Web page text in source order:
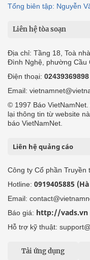
Tổng biên tập: Nguyễn
Liên hệ tòa soạn
Địa chỉ: Tầng 18, Toà
Đình Nghệ, phường Cầu
Điện thoại: 02439369898
Email:
© 1997 Báo
lại thông tin từ website
báo VietNamNet.
Liên hệ quảng cáo
Công ty Cổ phần Truyền
Hotline: 0919405885
Email:
Báo giá: http://vads.vn
Hỗ trợ kỹ thuật:
Tải ứng dụng